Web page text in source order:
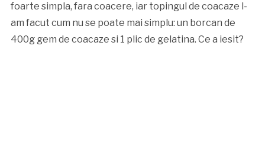
foarte simpla, fara coacere, iar topingul de coacaze l-
am facut cum nu se poate mai simplu: un borcan de
400g gem de coacaze si 1 plic de gelatina. Ce a iesit?